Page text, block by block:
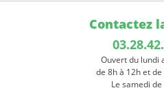
Contactez
Ouvert du lundi
de 8h à 12h et
Le samedi